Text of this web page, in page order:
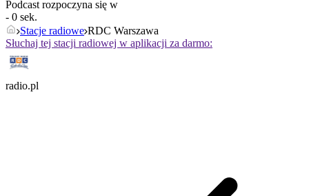
Podcast rozpoczyna się w
- 0 sek.
Stacje radiowe RDC Warszawa
Słuchaj tej stacji radiowej w aplikacji za darmo:
radio.pl